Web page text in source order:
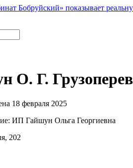
Бобруйский» показывает
О. Г.
18 февраля 2025
ИП Гайшун Ольга Георгиевна
202